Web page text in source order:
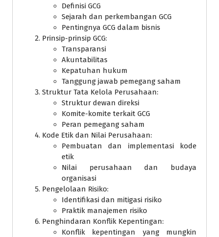
Definisi GCG
Sejarah dan perkembangan GCG
Pentingnya GCG dalam bisnis
Prinsip-prinsip GCG:
Transparansi
Akuntabilitas
Kepatuhan hukum
Tanggung jawab pemegang saham
Struktur Tata Kelola Perusahaan:
Struktur dewan direksi
Komite-komite terkait GCG
Peran pemegang saham
Kode Etik dan Nilai Perusahaan:
Pembuatan dan implementasi kode
etik
Nilai perusahaan dan budaya
organisasi
Pengelolaan Risiko:
Identifikasi dan mitigasi risiko
Praktik manajemen risiko
Penghindaran Konflik Kepentingan:
Konflik kepentingan yang mungkin